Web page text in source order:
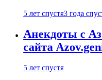
5 лет спустя3 года
Анекдоты с
сайта
5 лет спустя